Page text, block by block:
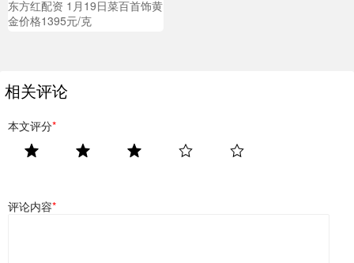
东方红配资 1月19日菜百首饰黄
金价格1395元/克
相关评论
本文评分*
评论内容*